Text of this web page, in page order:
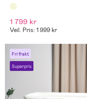
70x140, Nature
1 799 kr
Veil. Pris: 1 999 kr
Fri frakt
Superpris